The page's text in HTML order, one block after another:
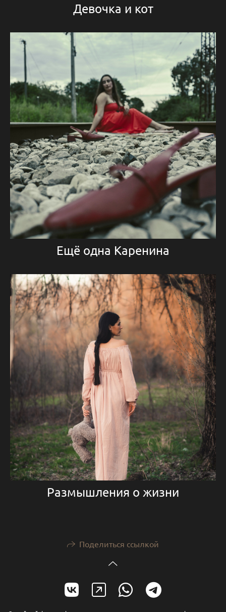
Девочка и кот
Ещё одна Каренина
Размышления о жизни
Поделиться ссылкой